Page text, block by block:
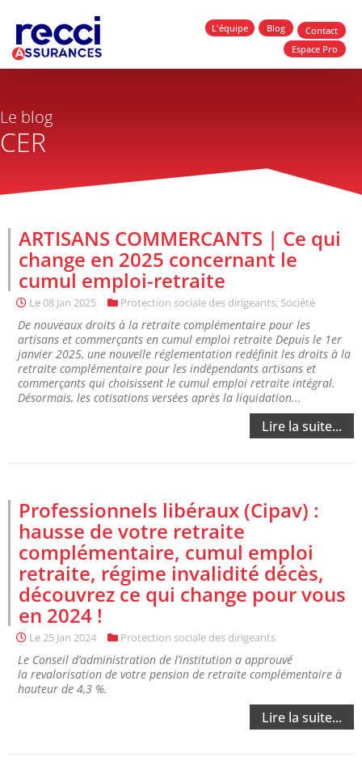
L'équipe Blog
Contact
Espace Pro
Le blog
CER
ARTISANS COMMERCANTS | Ce qui
change en 2025 concernant le
cumul emploi-retraite
Le08 Jan 2025 Protection sociale des dirigeants, Société
De nouveaux droits à la retraite complémentaire pour les
artisans et commerçants en cumul emploi retraite Depuis le 1er
janvier 2025, une nouvelle réglementation redéfinit les droits à la
retraite complémentaire pour les indépendants artisans et
commerçants qui choisissent le cumul emploi retraite intégral.
Désormais, les cotisations versées après la liquidation...
Lire la suite...
Professionnels libéraux (Cipav) :
hausse de votre retraite
complémentaire, cumul emploi
retraite, régime invalidité décès,
découvrez ce qui change pour vous
en 2024 !
Le25 Jan 2024 Protection sociale des dirigeants
Le Conseil d’administration de l’institution a approuvé
la revalorisation de votre pension de retraite complémentaire à
hauteur de 4,3 %.
Lire la suite...